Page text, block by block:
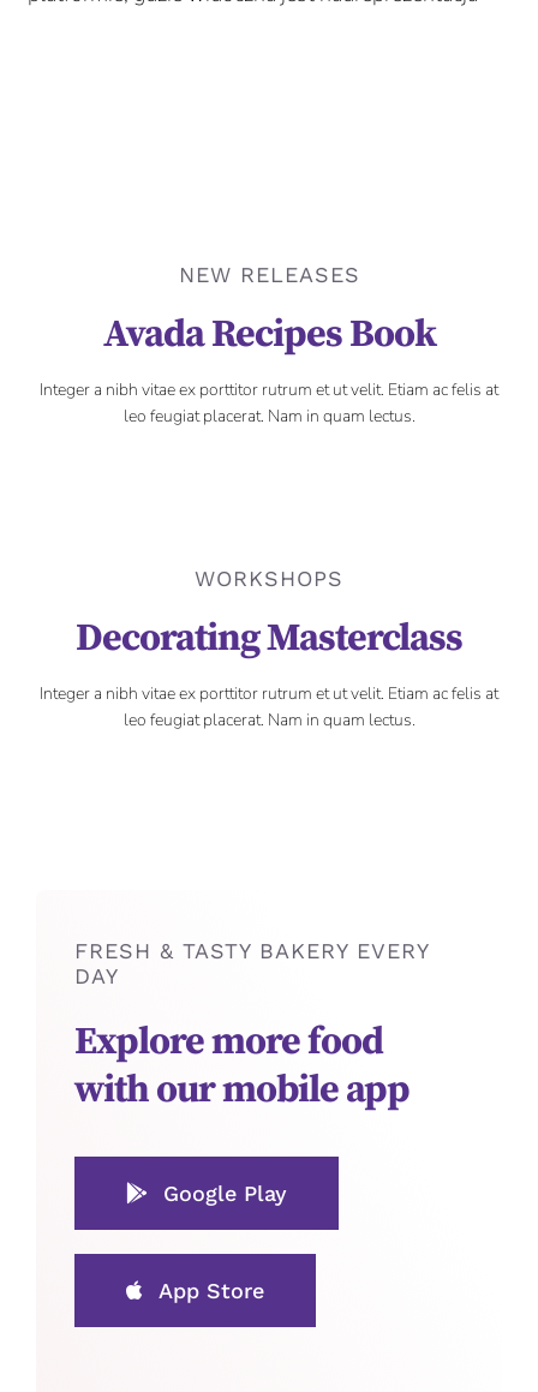
NEW RELEASES
Avada Recipes Book
Integer a nibh vitae ex porttitor rutrum et ut velit. Etiam ac felis at
leo feugiat placerat. Nam in quam lectus.
WORKSHOPS
Decorating Masterclass
Integer a nibh vitae ex porttitor rutrum et ut velit. Etiam ac felis at
leo feugiat placerat. Nam in quam lectus.
FRESH & TASTY BAKERY EVERY
DAY
Explore more food
with our mobile app
Google Play
App Store